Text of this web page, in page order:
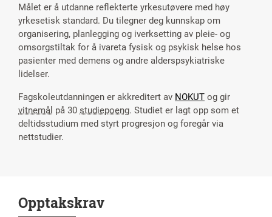
Målet er å utdanne reflekterte yrkesutøvere med høy
yrkesetisk standard. Du tilegner deg kunnskap om
organisering, planlegging og iverksetting av pleie- og
omsorgstiltak for å ivareta fysisk og psykisk helse hos
pasienter med demens og andre alderspsykiatriske
lidelser.
Fagskoleutdanningen er akkreditert av NOKUT og gir
vitnemål på 30 studiepoeng. Studiet er lagt opp som et
deltidsstudium med styrt progresjon og foregår via
nettstudier.
Opptakskrav